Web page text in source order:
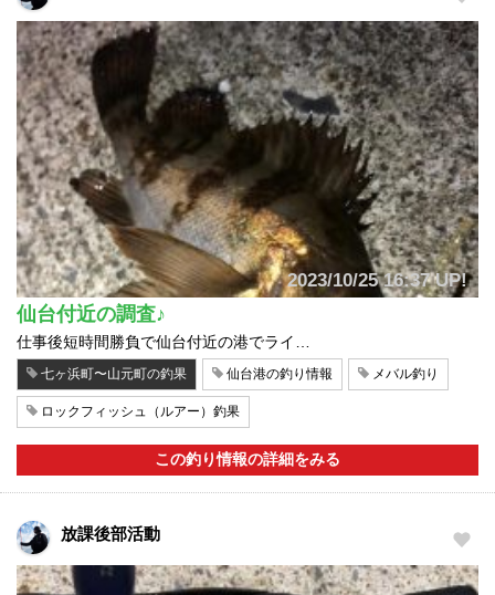
2023/10/25 16:37 UP!
仙台付近の調査♪
仕事後短時間勝負で仙台付近の港でライ…
七ヶ浜町〜山元町の釣果 仙台港の釣り情報 メバル釣り
ロックフィッシュ（ルアー）釣果
この釣り情報の詳細をみる
放課後部活動